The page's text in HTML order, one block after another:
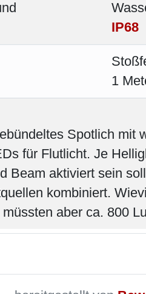
IP68
1
Spotlich mit
für Flutlicht. Je
Beam aktiviert sein
kombiniert.
aber ca. 800